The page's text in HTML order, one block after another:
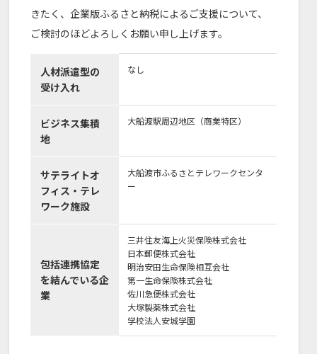
きたく、企業版ふるさと納税によるご支援について、
ご検討のほどよろしくお願い申し上げます。
人材派遣型の
受け入れ
なし
ビジネス集積
地
大船渡駅周辺地区（商業特区）
サテライトオ
フィス・テレ
ワーク施設
大船渡市ふるさとテレワークセンタ
ー
包括連携協定
を結んでいる企
業
三井住友海上火災保険株式会社
日本郵便株式会社
明治安田生命保険相互会社
第一生命保険株式会社
佐川急便株式会社
大塚製薬株式会社
学校法人安城学園